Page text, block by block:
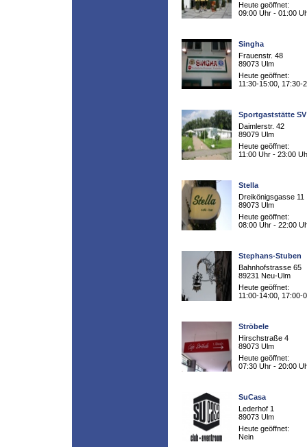
Heute geöffnet:
09:00 Uhr - 01:00
Singha
Frauenstr. 48
89073 Ulm
Heute geöffnet:
11:30-15:00, 17:30-
Sportgaststätte
Daimlerstr. 42
89079 Ulm
Heute geöffnet:
11:00 Uhr - 23:00
Stella
Dreikönigsgasse 11
89073 Ulm
Heute geöffnet:
08:00 Uhr - 22:00
Stephans-Stuben
Bahnhofstrasse 65
89231 Neu-Ulm
Heute geöffnet:
11:00-14:00, 17:00-
Ströbele
Hirschstraße 4
89073 Ulm
Heute geöffnet:
07:30 Uhr - 20:00
SuCasa
Lederhof 1
89073 Ulm
Heute geöffnet:
Nein